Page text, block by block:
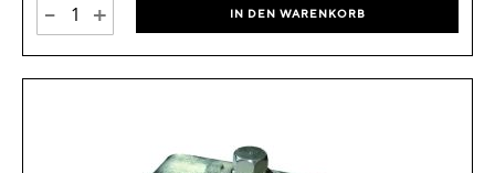
- + IN DEN WARENKORB